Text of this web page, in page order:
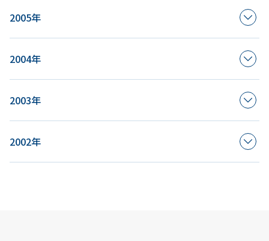
2005年
2004年
2003年
2002年